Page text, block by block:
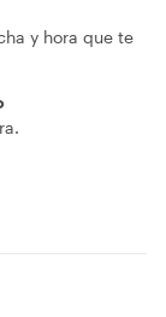
y hora que te